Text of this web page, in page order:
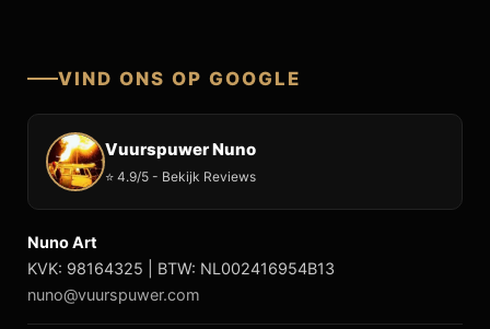
VIND ONS OP GOOGLE
Vuurspuwer Nuno
⭐ 4.9/5 - Bekijk Reviews
Nuno Art
KVK: 98164325 | BTW: NL002416954B13
nuno@vuurspuwer.com